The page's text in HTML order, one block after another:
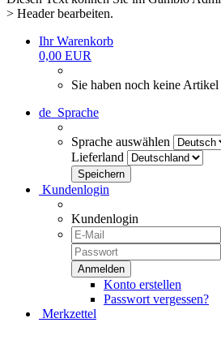
> Header bearbeiten.
Ihr Warenkorb
0,00 EUR
Sie haben noch keine
de Sprache
Sprache auswählen
Lieferland
Kundenlogin
Kundenlogin
Konto erstellen
Passwort vergessen?
Merkzettel